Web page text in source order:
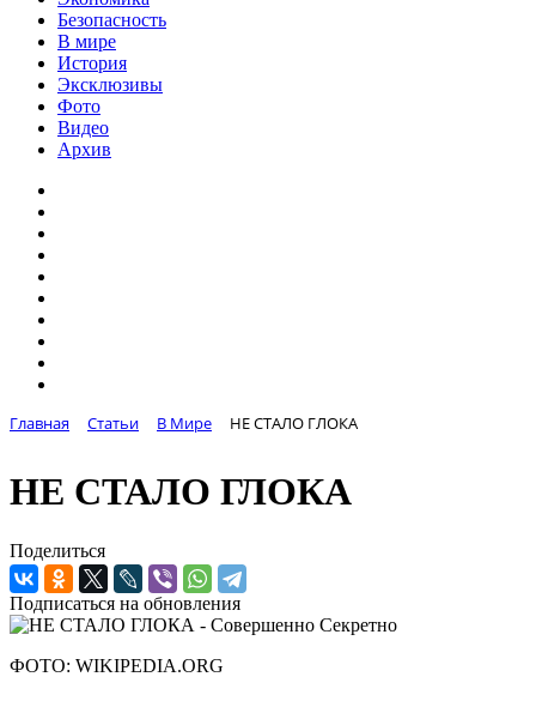
Безопасность
В мире
История
Эксклюзивы
Фото
Видео
Архив
Главная Статьи В Мире НЕ СТАЛО ГЛОКА
НЕ СТАЛО ГЛОКА
Поделиться
Подписаться на обновления
ФОТО: WIKIPEDIA.ORG